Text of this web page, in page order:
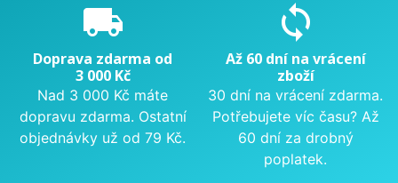
local_shipping
Doprava zdarma od
3 000 Kč
Nad 3 000 Kč máte
dopravu zdarma. Ostatní
objednávky už od 79 Kč.
sync
Až 60 dní na vrácení
zboží
30 dní na vrácení zdarma.
Potřebujete víc času? Až
60 dní za drobný
poplatek.